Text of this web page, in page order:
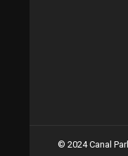
© 2024 Canal